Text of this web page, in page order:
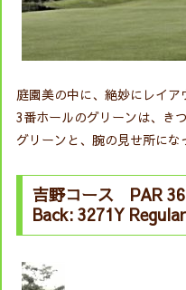
庭園美の中に、絶妙にレイア
3番ホールのグリーンは、き
グリーンと、腕の見せ所にな
吉野コース PAR
Back: 3271Y